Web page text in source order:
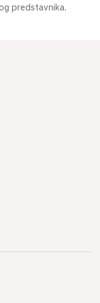
predstavnika.